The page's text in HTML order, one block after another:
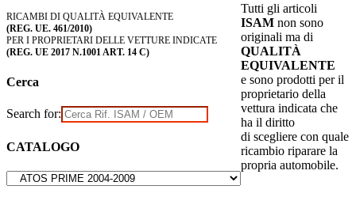
RICAMBI DI QUALITÀ EQUIVALENTE
(REG. UE. 461/2010)
PER I PROPRIETARI DELLE VETTURE INDICATE
(REG. UE 2017 N.1001 ART. 14 C)
Cerca
Search for:
CATALOGO
Tutti gli articoli
ISAM non sono
originali ma di
QUALITÀ
EQUIVALENTE
e sono prodotti per il
proprietario della
vettura indicata che
ha il diritto
di scegliere con quale
ricambio riparare la
propria automobile.